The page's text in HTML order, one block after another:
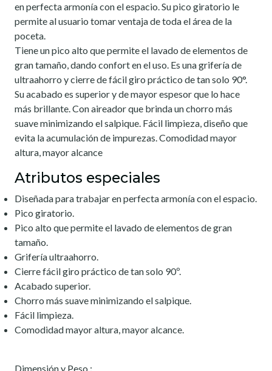
en perfecta armonía con el espacio. Su pico giratorio le
permite al usuario tomar ventaja de toda el área de la
poceta.
Tiene un pico alto que permite el lavado de elementos de
gran tamaño, dando confort en el uso. Es una grifería de
ultraahorro y cierre de fácil giro práctico de tan solo 90°.
Su acabado es superior y de mayor espesor que lo hace
más brillante. Con aireador que brinda un chorro más
suave minimizando el salpique. Fácil limpieza, diseño que
evita la acumulación de impurezas. Comodidad mayor
altura, mayor alcance
Atributos especiales
Diseñada para trabajar en perfecta armonía con el espacio.
Pico giratorio.
Pico alto que permite el lavado de elementos de gran
tamaño.
Grifería ultraahorro.
Cierre fácil giro práctico de tan solo 90º.
Acabado superior.
Chorro más suave minimizando el salpique.
Fácil limpieza.
Comodidad mayor altura, mayor alcance.
Dimensión y Peso :